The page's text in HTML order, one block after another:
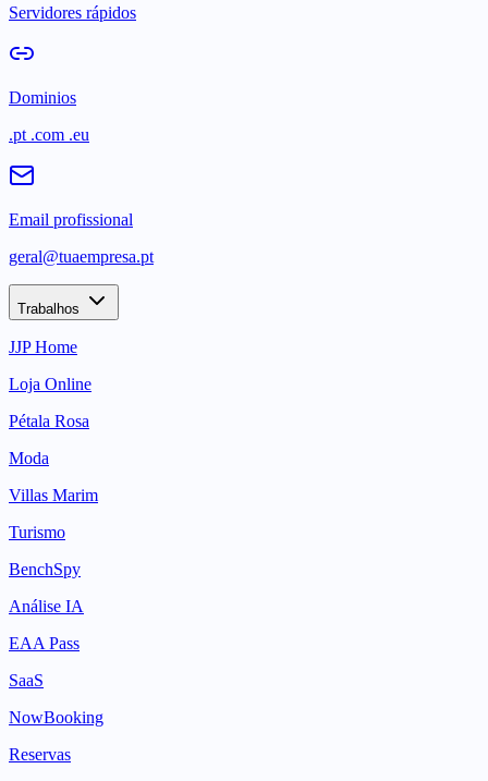
Servidores rápidos
Dominios
.pt .com .eu
Email profissional
geral@tuaempresa.pt
Trabalhos
JJP Home
Loja Online
Pétala Rosa
Moda
Villas Marim
Turismo
BenchSpy
Análise IA
EAA Pass
SaaS
NowBooking
Reservas